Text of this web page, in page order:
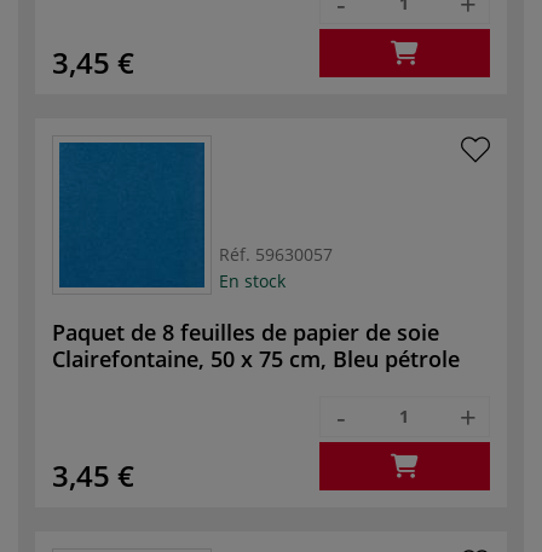
3,45 €
Réf. 59630057
En stock
Paquet de 8 feuilles de papier de soie
Clairefontaine, 50 x 75 cm, Bleu pétrole
3,45 €
- +